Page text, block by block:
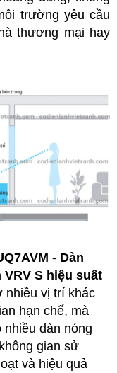
trường yêu cầu
thương mại hay
- Dàn
S hiệu suất
nhiều vị trí khác
hạn chế, mà
nhiều dàn nóng
gian sử
và hiệu quả